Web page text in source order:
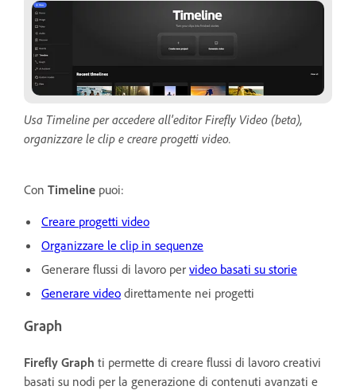
Usa Timeline per accedere all'editor Firefly Video (beta),
organizzare le clip e creare progetti video.
Con Timeline puoi:
Creare progetti video
Organizzare le clip in sequenze
Generare flussi di lavoro per video basati su storie
Generare video direttamente nei progetti
Graph
Firefly Graph ti permette di creare flussi di lavoro creativi
basati su nodi per la generazione di contenuti avanzati e